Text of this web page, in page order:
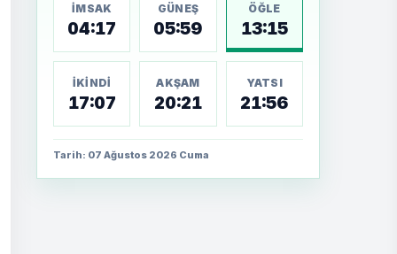
İMSAK
04:17
GÜNEŞ
05:59
ÖĞLE
13:15
İKINDI
17:07
AKŞAM
20:21
YATSI
21:56
Tarih: 07 Ağustos 2026 Cuma